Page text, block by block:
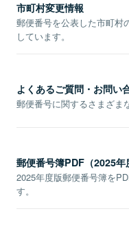
市町村変更情報
郵便番号を公表した市町村
しています。
よくあるご質問・お問い
郵便番号に関するさまざま
郵便番号簿PDF（2025年
2025年度版郵便番号簿を
す。